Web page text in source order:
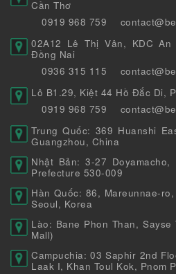
Cần Thơ
0919 968 759
02A12 Lê Thị Vân, KDC An
Đồng Nai
0936 315 115
Lô B1.29, Kiệt 44 Hồ Đắc Di,
0919 968 759
Trung Quốc: 369 Huanshi
Guangzhou, China
Nhật Bản: 3-27
Prefecture 530-009
Hàn Quốc: 86, Mareunnae-
Seoul, Korea
Lào: Bane Phon Than,
Mall)
Campuchia: 03 Saphir 2nd
Laak I, Khan Toul Kok, Pnom